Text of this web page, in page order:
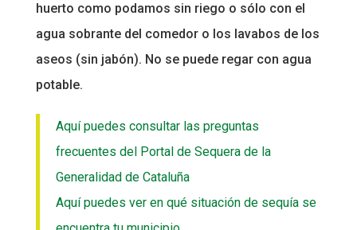
huerto como podamos sin riego o sólo con el
agua sobrante del comedor o los lavabos de los
aseos (sin jabón). No se puede regar con agua
potable.
Aquí puedes consultar las preguntas
frecuentes del Portal de Sequera de la
Generalidad de Cataluña
Aquí puedes ver en qué situación de sequía se
ACTUALITAT
Notícies
Diari de la Fundació
Fundesplai als mitjans